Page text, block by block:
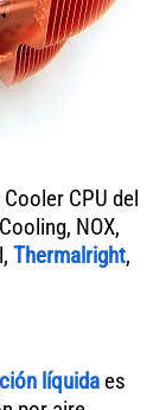
CPU del
NOX,
Thermalright,
líquida es